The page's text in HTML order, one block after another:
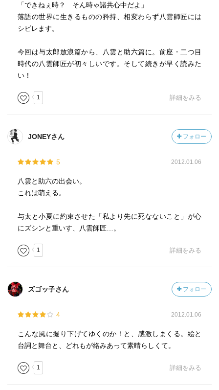
「できねぇ時？ そん時ゃ諸共心中だよ」
落語の世界に生きるものの矜持、相変わらず八雲師匠には
シビレます。
今回は与太郎放浪篇から、八雲と助六篇に。前座・二つ目
時代の八雲師匠が初々しいです。そして続きが早く読みた
い！
1 詳細をみる
JONEYさん フォロー
5 2012.01.06
八雲と助六の出会い。
これは萌える。
与太と小夏に約束させた「私より先に死なないこと」が心
にズシンと重いす、八雲師匠…。
1 詳細をみる
ズゴッ子さん フォロー
4 2012.01.06
こんな風に掘り下げてゆくのか！と、感激しまくる。絵と
台詞と舞台と、どれもが絡みあって素晴らしくて。
1 詳細をみる